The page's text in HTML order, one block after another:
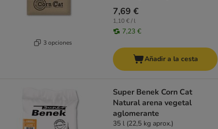
3 opciones
7,69 €
1,10 € / l
7,23 €
Añadir a la cesta
Super Benek Corn Cat
Natural arena vegetal
aglomerante
35 l (22,5 kg aprox.)